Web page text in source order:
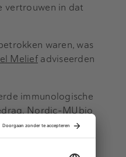
vertrouwen in dat
waren, was
Meliefadviseerden
immunologische
Nordic-MUbio
markers worden